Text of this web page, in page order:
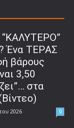
“ΚΑΛΥΤΕΡΟ”
Ένα ΤΕΡΑΣ
βάρους
3,50
στα
2026 0